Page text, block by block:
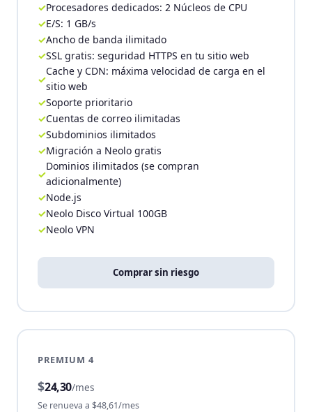
Procesadores dedicados: 2 Núcleos de CPU
E/S: 1 GB/s
Ancho de banda ilimitado
SSL gratis: seguridad HTTPS en tu sitio web
Cache y CDN: máxima velocidad de carga en el
sitio web
Soporte prioritario
Cuentas de correo ilimitadas
Subdominios ilimitados
Migración a Neolo gratis
Dominios ilimitados (se compran
adicionalmente)
Node.js
Neolo Disco Virtual 100GB
Neolo VPN
Comprar sin riesgo
PREMIUM 4
$24,30/mes
Se renueva a $48,61/mes